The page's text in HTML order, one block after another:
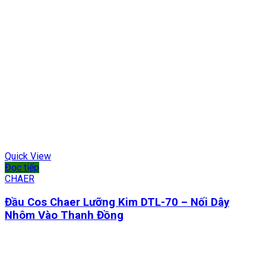
Quick View
Đọc tiếp
CHAER
Đầu Cos Chaer Lưỡng Kim DTL-70 – Nối Dây
Nhôm Vào Thanh Đồng